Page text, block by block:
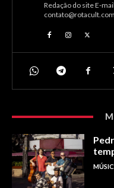
Redação do site E-